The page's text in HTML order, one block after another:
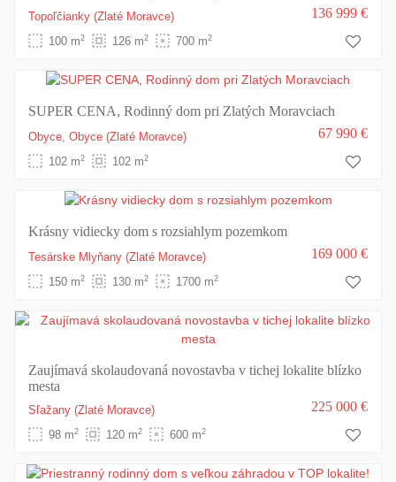
Topoľčianky (Zlaté Moravce)
100 m2 126 m2 700 m2
136 999 €
SUPER CENA, Rodinný dom pri Zlatých Moravciach
Obyce, Obyce (Zlaté Moravce)
102 m2 102 m2
67 990 €
Krásny vidiecky dom s rozsiahlym pozemkom
Tesárske Mlyňany (Zlaté Moravce)
150 m2 130 m2 1700 m2
169 000 €
Zaujímavá skolaudovaná novostavba v tichej lokalite blízko
mesta
Sľažany (Zlaté Moravce)
98 m2 120 m2 600 m2
225 000 €